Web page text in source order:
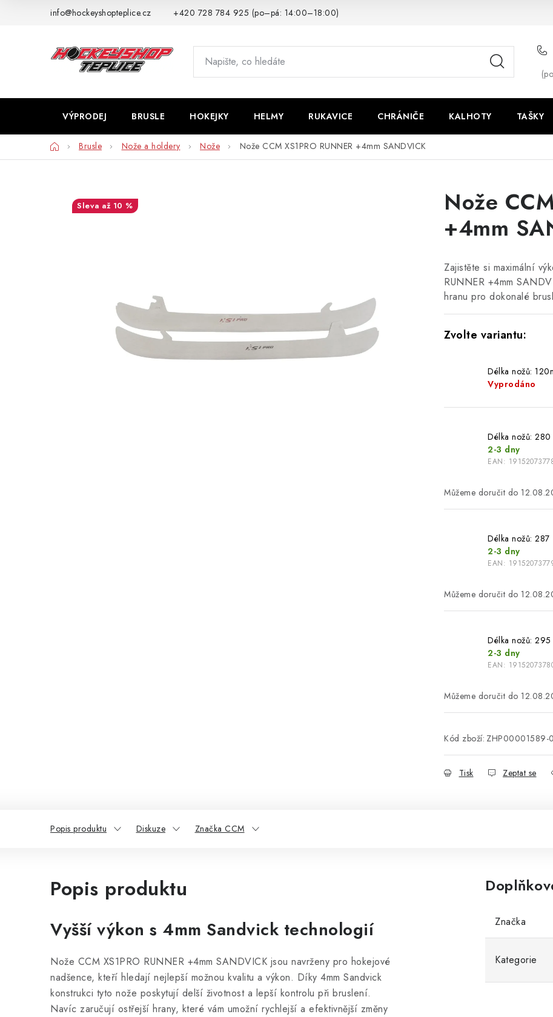
info@hockeyshopteplice.cz +420 728 784 925 (po–pá: 14:00–18:00)
VÝPRODEJ BRUSLE HOKEJKY HELMY RUKAVICE CHRÁNIČE KALHOTY TAŠKY
DomůBrusle Nože a holdery Nože Nože CCM XS1PRO RUNNER +4mm SANDVICK
Nože
+4mm
Zajistěte si maximální
RUNNER +4mm
hranu pro dokonalé
Délka nožů:
Vyprodáno
Délka nožů: 280
2-3 dny
EAN:
Délka nožů: 287
2-3 dny
EAN:
Délka nožů: 295
2-3 dny
EAN:
Kód zboží: ZHP00001589-
Tisk Zeptat se
až 10 %
Popis produktu Diskuze Značka CCM
Popis produktu
Vyšší výkon s 4mm Sandvick technologií
Nože CCM XS1PRO RUNNER +4mm SANDVICK jsou navrženy pro hokejové
nadšence, kteří hledají nejlepší možnou kvalitu a výkon. Díky 4mm Sandvick
konstrukci tyto nože poskytují delší životnost a lepší kontrolu při bruslení.
Navíc zaručují ostřejší hrany, které vám umožní rychlejší a efektivnější změny
Značka
Kategorie